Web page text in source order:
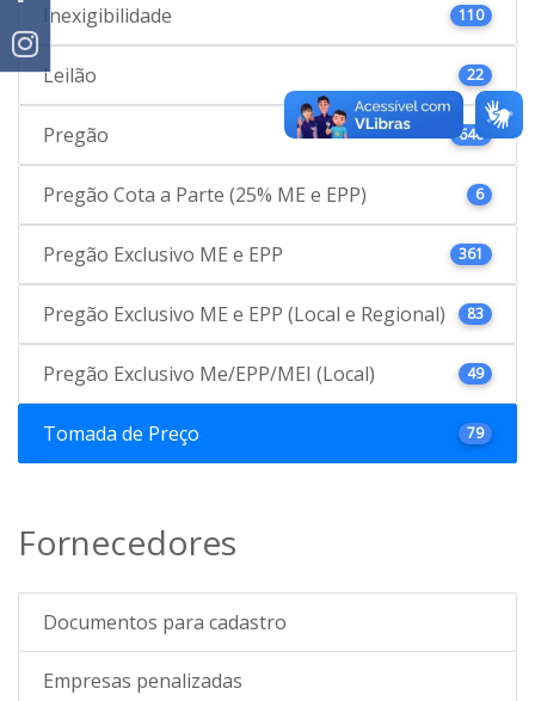
Inexigibilidade 110
Leilão 22
Pregão 646
Pregão Cota a Parte (25% ME e EPP) 6
Pregão Exclusivo ME e EPP 361
Pregão Exclusivo ME e EPP (Local e Regional) 83
Pregão Exclusivo Me/EPP/MEI (Local) 49
Tomada de Preço 79
Fornecedores
Documentos para cadastro
Empresas penalizadas